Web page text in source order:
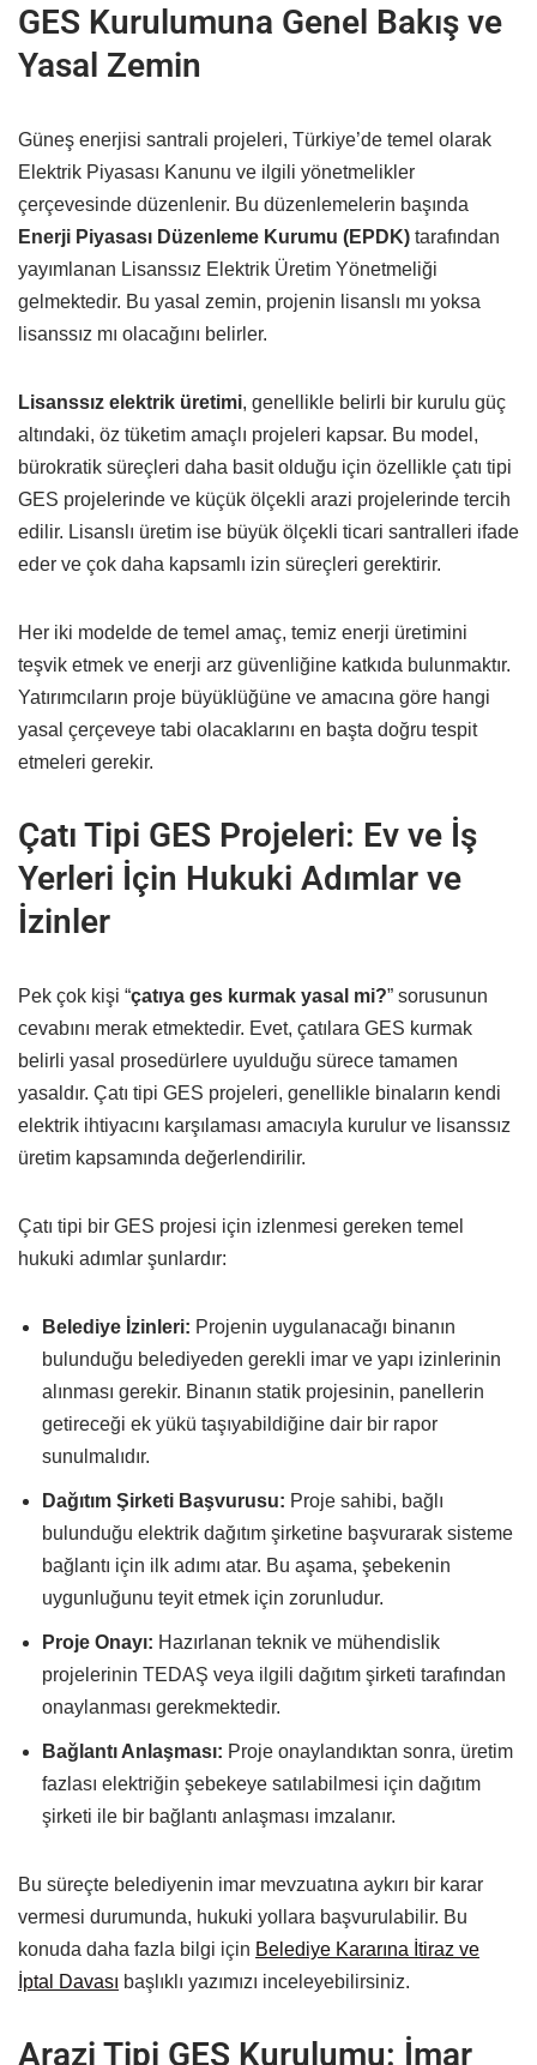
GES Kurulumuna Genel Bakış ve
Yasal Zemin
Güneş enerjisi santrali projeleri, Türkiye’de temel olarak
Elektrik Piyasası Kanunu ve ilgili yönetmelikler
çerçevesinde düzenlenir. Bu düzenlemelerin başında
Enerji Piyasası Düzenleme Kurumu (EPDK) tarafından
yayımlanan Lisanssız Elektrik Üretim Yönetmeliği
gelmektedir. Bu yasal zemin, projenin lisanslı mı yoksa
lisanssız mı olacağını belirler.
Lisanssız elektrik üretimi, genellikle belirli bir kurulu güç
altındaki, öz tüketim amaçlı projeleri kapsar. Bu model,
bürokratik süreçleri daha basit olduğu için özellikle çatı tipi
GES projelerinde ve küçük ölçekli arazi projelerinde tercih
edilir. Lisanslı üretim ise büyük ölçekli ticari santralleri ifade
eder ve çok daha kapsamlı izin süreçleri gerektirir.
Her iki modelde de temel amaç, temiz enerji üretimini
teşvik etmek ve enerji arz güvenliğine katkıda bulunmaktır.
Yatırımcıların proje büyüklüğüne ve amacına göre hangi
yasal çerçeveye tabi olacaklarını en başta doğru tespit
etmeleri gerekir.
Çatı Tipi GES Projeleri: Ev ve İş
Yerleri İçin Hukuki Adımlar ve
İzinler
Pek çok kişi “çatıya ges kurmak yasal mi?” sorusunun
cevabını merak etmektedir. Evet, çatılara GES kurmak
belirli yasal prosedürlere uyulduğu sürece tamamen
yasaldır. Çatı tipi GES projeleri, genellikle binaların kendi
elektrik ihtiyacını karşılaması amacıyla kurulur ve lisanssız
üretim kapsamında değerlendirilir.
Çatı tipi bir GES projesi için izlenmesi gereken temel
hukuki adımlar şunlardır:
Belediye İzinleri: Projenin uygulanacağı binanın
bulunduğu belediyeden gerekli imar ve yapı izinlerinin
alınması gerekir. Binanın statik projesinin, panellerin
getireceği ek yükü taşıyabildiğine dair bir rapor
sunulmalıdır.
Dağıtım Şirketi Başvurusu: Proje sahibi, bağlı
bulunduğu elektrik dağıtım şirketine başvurarak sisteme
bağlantı için ilk adımı atar. Bu aşama, şebekenin
uygunluğunu teyit etmek için zorunludur.
Proje Onayı: Hazırlanan teknik ve mühendislik
projelerinin TEDAŞ veya ilgili dağıtım şirketi tarafından
onaylanması gerekmektedir.
Bağlantı Anlaşması: Proje onaylandıktan sonra, üretim
fazlası elektriğin şebekeye satılabilmesi için dağıtım
şirketi ile bir bağlantı anlaşması imzalanır.
Bu süreçte belediyenin imar mevzuatına aykırı bir karar
vermesi durumunda, hukuki yollara başvurulabilir. Bu
konuda daha fazla bilgi için Belediye Kararına İtiraz ve
İptal Davası başlıklı yazımızı inceleyebilirsiniz.
Arazi Tipi GES Kurulumu: İmar